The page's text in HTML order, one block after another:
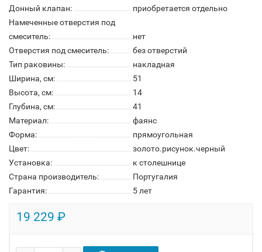
Донный клапан:
приобретается отдельно
Намеченные отверстия под
смеситель:
нет
Отверстия под смеситель:
без отверстий
Тип раковины:
накладная
Ширина, см:
51
Высота, см:
14
Глубина, см:
41
Материал:
фаянс
Форма:
прямоугольная
Цвет:
золото.рисунок.черный
Установка:
к столешнице
Страна производитель:
Португалия
Гарантия:
5 лет
19 229 ₽